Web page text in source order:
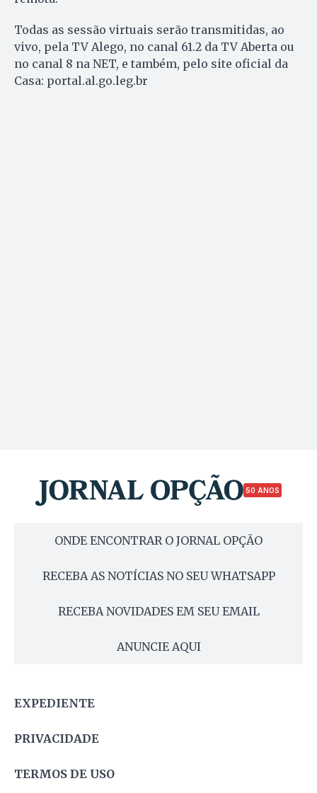
Todas as sessão virtuais serão transmitidas, ao
vivo, pela TV Alego, no canal 61.2 da TV Aberta ou
no canal 8 na NET, e também, pelo site oficial da
Casa: portal.al.go.leg.br
50 ANOS
ONDE ENCONTRAR O JORNAL OPÇÃO
RECEBA AS NOTÍCIAS NO SEU WHATSAPP
RECEBA NOVIDADES EM SEU EMAIL
ANUNCIE AQUI
EXPEDIENTE
PRIVACIDADE
TERMOS DE USO